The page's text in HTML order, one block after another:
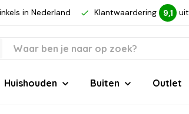
in Nederland Klantwaardering 9,1 uit
Huishouden Buiten Outlet